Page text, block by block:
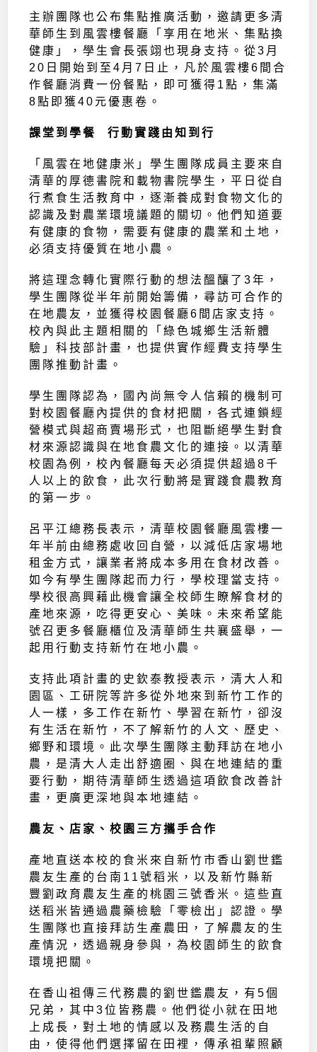
主辦團隊也公布集點推廣活動，邀請更多清
華師生到風雲樓餐廳「享用在地米、集點換
健康」，學生會長張翊也現身支持。從3月
20日開始到至4月7日止，凡於風雲樓6間合
作餐廳消費一份餐點，即可獲得1點，集滿
8點即獲40元優惠卷。
課堂到學餐 行動實踐由知到行
「風雲在地健康米」學生團隊成員主要來自
清華的厚德書院和載物書院學生，平日從自
行煮食生活教育中，逐漸養成對食物文化的
認識及對農業環境議題的關切。他們知道要
有健康的食物，需要有健康的農業和土地，
必須支持優質在地小農。
將這理念轉化實際行動的想法醞釀了3年，
學生團隊從半年前開始籌備，尋訪可合作的
在地農友，並獲得校園餐廳6間店家支持。
校內與此主題相關的「綠色城鄉生活新體
驗」科技部計畫，也提供實作經費支持學生
團隊推動計畫。
學生團隊認為，國內尚無令人信賴的機制可
對校園餐廳內提供的食材把關，各式連鎖經
營模式與超商賣場形式，也阻斷絕學生對食
材來源認識與在地食農文化的連接。以清華
校園為例，校內餐廳每天必須提供超過8千
人以上的飲食，此次行動將是實踐食農教育
的第一步。
呂平江總務長表示，清華校園餐廳風雲樓一
年半前由總務處收回自營，以減低店家場地
租金方式，讓業者將成本多用在食材改善。
如今有學生團隊起而力行，學校理當支持。
學校很高興藉此機會讓全校師生瞭解食材的
產地來源，吃得更安心、美味。未來希望能
號召更多餐廳櫃位及清華師生共襄盛舉，一
起用行動支持新竹在地小農。
支持此項計畫的史欽泰教授表示，清大人和
園區、工研院等許多從外地來到新竹工作的
人一樣，多工作在新竹、學習在新竹，卻沒
有生活在新竹，不了解新竹的人文、歷史、
鄉野和環境。此次學生團隊主動拜訪在地小
農，是清大人走出舒適圈、與在地連結的重
要行動，期待清華師生透過這項飲食改善計
畫，更廣更深地與本地連結。
農友、店家、校園三方攜手合作
產地直送本校的食米來自新竹市香山劉世鑑
農友生產的台南11號稻米，以及新竹縣新
豐劉政育農友生產的桃園三號香米。這些直
送稻米皆通過農藥檢驗「零檢出」認證。學
生團隊也直接拜訪生產農田，了解農友的生
產情況，透過親身參與，為校園師生的飲食
環境把關。
在香山祖傳三代務農的劉世鑑農友，有5個
兄弟，其中3位皆務農。他們從小就在田地
上成長，對土地的情感以及務農生活的自
由，使得他們選擇留在田裡，傳承祖輩照顧